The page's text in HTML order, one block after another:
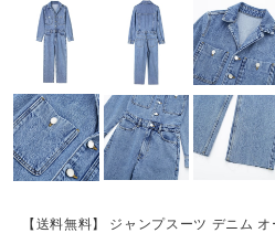
【送料無料】 ジャンプスーツ デニム